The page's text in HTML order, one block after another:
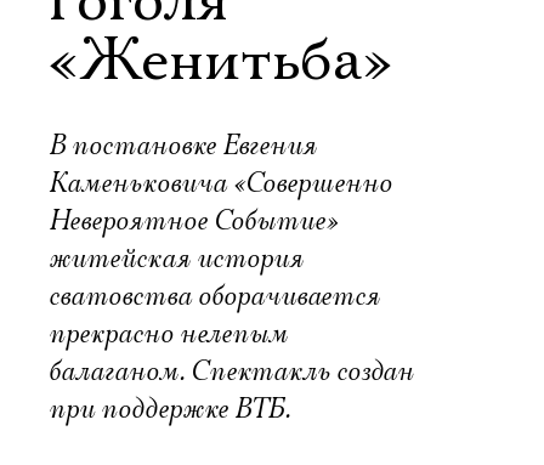
«Женитьба»
В постановке Евгения
Каменьковича «Совершенно
Невероятное Событие»
житейская история
сватовства оборачивается
прекрасно нелепым
балаганом. Спектакль создан
при поддержке ВТБ.